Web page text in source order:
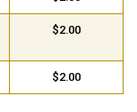
$2.00
$2.00